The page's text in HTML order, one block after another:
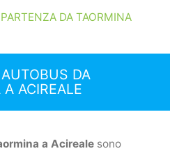
DA TAORMINA
DA
ACIREALE
a Acirealesono